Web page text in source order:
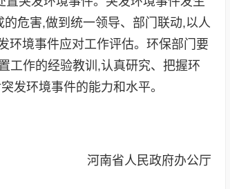
危害,做到统一领导、部门联动,以人
环境事件应对工作评估。环保部门要
工作的经验教训,认真研究、把握环
发环境事件的能力和水平。
河南省人民政府办公厅